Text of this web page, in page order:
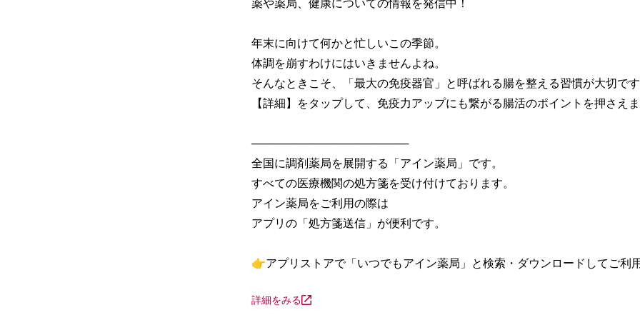
年末に向けて何かと忙しいこの季節。
体調を崩すわけにはいきませんよね。
そんなときこそ、「最大の免疫器官」と呼ばれる腸を整える習慣が大切で
【詳細】をタップして、免疫力アップにも繋がる腸活のポイントを押さえ
────────────────────
全国に調剤薬局を展開する「アイン薬局」です。
すべての医療機関の処方箋を受け付けております。
アイン薬局をご利用の際は
アプリの「処方箋送信」が便利です。
👉アプリストアで「いつでもアイン薬局」と検索・ダウンロードしてご利用
詳細をみる